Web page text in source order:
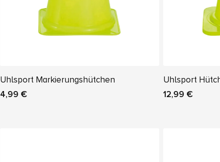
Uhlsport Markierungshütchen
4,99 €
Uhlsport
12,99 €